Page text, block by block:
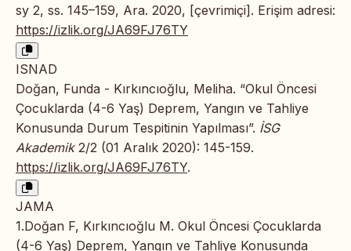
sy 2, ss. 145–159, Ara. 2020, [çevrimiçi]. Erişim adresi:
https://izlik.org/JA69FJ76TY
ISNAD
Doğan, Funda - Kırkıncıoğlu, Meliha. “Okul Öncesi
Çocuklarda (4-6 Yaş) Deprem, Yangın ve Tahliye
Konusunda Durum Tespitinin Yapılması”. İSG
Akademik2/2 (01 Aralık 2020): 145-159.
https://izlik.org/JA69FJ76TY.
JAMA
1.Doğan F, Kırkıncıoğlu M. Okul Öncesi Çocuklarda
(4-6 Yaş) Deprem, Yangın ve Tahliye Konusunda